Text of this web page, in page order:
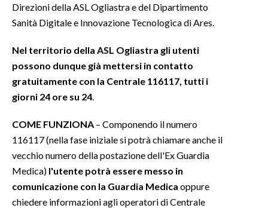
EVENTI
3 MINUTI CON
INFO AZIENDE
ABBONATI
ANNUNCI
NECROLOGI
Direzioni della ASL Ogliastra e del Dipartimento
Sanità Digitale e Innovazione Tecnologica di Ares.
Nel territorio della ASL Ogliastra gli utenti
possono dunque già mettersi in contatto
gratuitamente con la Centrale 116117, tutti i
giorni 24 ore su 24
COME FUNZIONA – Componendo il numero
116117 (nella fase iniziale si potrà chiamare anche il
vecchio numero della postazione dell'Ex Guardia
Medica) l'utente potrà essere messo in
comunicazione con la Guardia Medica oppure
chiedere informazioni agli operatori di Centrale